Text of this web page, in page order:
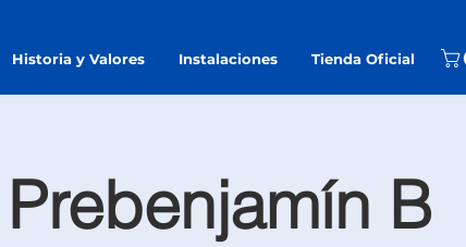
Historia y Valores Instalaciones Tienda Oficial
Prebenjamín B